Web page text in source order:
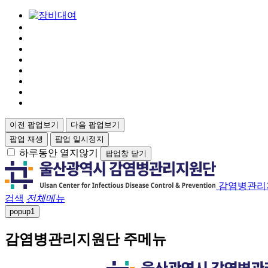
이전 팝업보기
다음 팝업보기
팝업 재생
팝업 일시정지
하루동안 열지않기 팝업창 닫기
감염병관
검색 전체메뉴
popup1
감염병관리지원단 주메뉴